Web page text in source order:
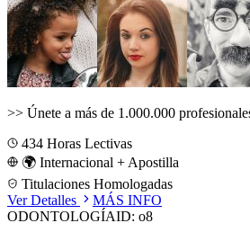
>> Únete a más de 1.000.000
434 Horas Lectivas
🌍 Internacional + Apostilla
Titulaciones Homologadas
Ver Detalles
MÁS INFO
ODONTOLOGÍAID: o8